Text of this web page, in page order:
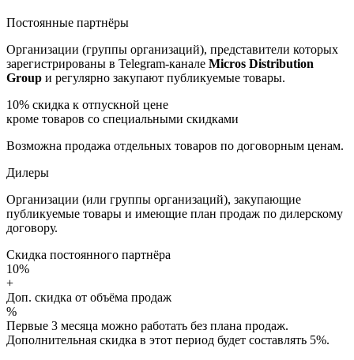
Постоянные партнёры
Организации (группы организаций), представители которых
зарегистрированы в Telegram-канале Micros Distribution
Group и регулярно закупают публикуемые товары.
10% скидка к отпускной цене
кроме товаров со специальными скидками
Возможна продажа отдельных товаров по договорным ценам.
Дилеры
Организации (или группы организаций), закупающие
публикуемые товары и имеющие план продаж по дилерскому
договору.
Скидка постоянного партнёра
10%
+
Доп. скидка от объёма продаж
%
Первые 3 месяца можно работать без плана продаж.
Дополнительная скидка в этот период будет составлять 5%.